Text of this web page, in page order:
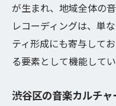
代々木神園町で体
地域の音楽フ
代々木神園町
街の魅力と音
音楽愛好家が
が生まれ、地域全体の
レコーディングは、単
ティ形成にも寄与して
る要素として機能してい
渋谷区の音楽カルチ